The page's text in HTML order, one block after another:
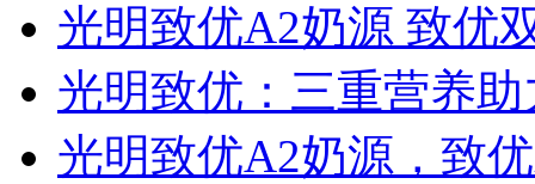
光明致优A2奶源 致优
光明致优：三重营养
光明致优A2奶源，致